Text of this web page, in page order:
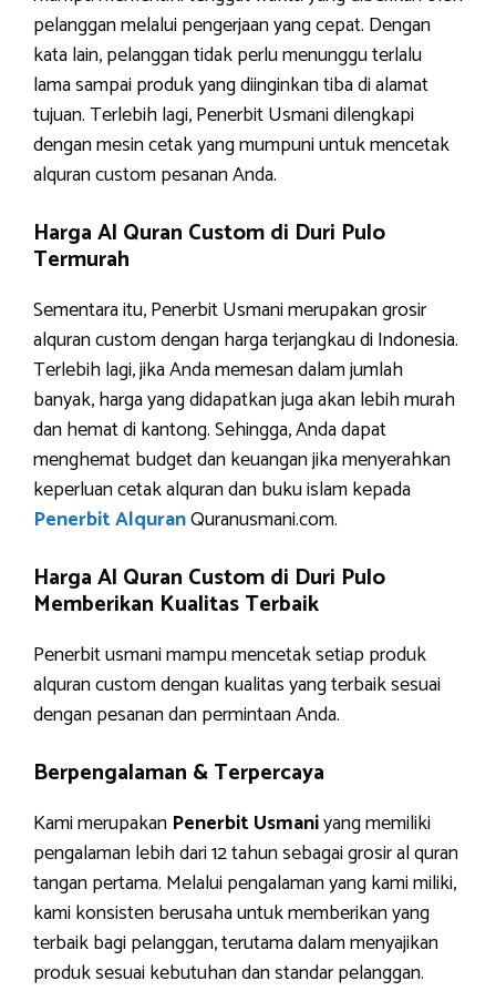
pelanggan melalui pengerjaan yang cepat. Dengan
kata lain, pelanggan tidak perlu menunggu terlalu
lama sampai produk yang diinginkan tiba di alamat
tujuan. Terlebih lagi, Penerbit Usmani dilengkapi
dengan mesin cetak yang mumpuni untuk mencetak
alquran custom pesanan Anda.
Harga Al Quran Custom di Duri Pulo
Termurah
Sementara itu, Penerbit Usmani merupakan grosir
alquran custom dengan harga terjangkau di Indonesia.
Terlebih lagi, jika Anda memesan dalam jumlah
banyak, harga yang didapatkan juga akan lebih murah
dan hemat di kantong. Sehingga, Anda dapat
menghemat budget dan keuangan jika menyerahkan
keperluan cetak alquran dan buku islam kepada
Penerbit AlquranQuranusmani.com.
Harga Al Quran Custom di Duri Pulo
Memberikan Kualitas Terbaik
Penerbit usmani mampu mencetak setiap produk
alquran custom dengan kualitas yang terbaik sesuai
dengan pesanan dan permintaan Anda.
Berpengalaman & Terpercaya
Kami merupakan Penerbit Usmaniyang memiliki
pengalaman lebih dari 12 tahun sebagai grosir al quran
tangan pertama. Melalui pengalaman yang kami miliki,
kami konsisten berusaha untuk memberikan yang
terbaik bagi pelanggan, terutama dalam menyajikan
produk sesuai kebutuhan dan standar pelanggan.